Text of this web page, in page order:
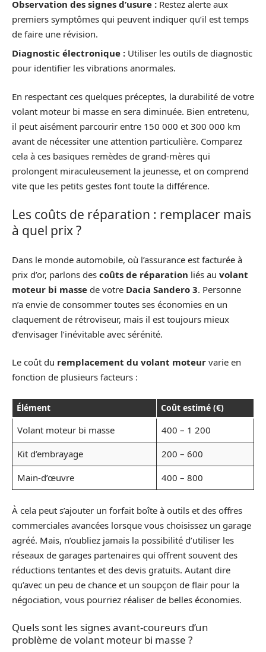
Observation des signes d’usure : Restez alerte aux
premiers symptômes qui peuvent indiquer qu’il est temps
de faire une révision.
Diagnostic électronique : Utiliser les outils de diagnostic
pour identifier les vibrations anormales.
En respectant ces quelques préceptes, la durabilité de votre
volant moteur bi masse en sera diminuée. Bien entretenu,
il peut aisément parcourir entre 150 000 et 300 000 km
avant de nécessiter une attention particulière. Comparez
cela à ces basiques remèdes de grand-mères qui
prolongent miraculeusement la jeunesse, et on comprend
vite que les petits gestes font toute la différence.
Les coûts de réparation : remplacer mais
à quel prix ?
Dans le monde automobile, où l’assurance est facturée à
prix d’or, parlons des coûts de réparation liés au volant
moteur bi masse de votre Dacia Sandero 3. Personne
n’a envie de consommer toutes ses économies en un
claquement de rétroviseur, mais il est toujours mieux
d’envisager l’inévitable avec sérénité.
Le coût du remplacement du volant moteur varie en
fonction de plusieurs facteurs :
Élément Coût estimé (€)
Volant moteur bi masse
400 – 1 200
Kit d’embrayage
200 – 600
Main-d’œuvre
400 – 800
À cela peut s’ajouter un forfait boîte à outils et des offres
commerciales avancées lorsque vous choisissez un garage
agréé. Mais, n’oubliez jamais la possibilité d’utiliser les
réseaux de garages partenaires qui offrent souvent des
réductions tentantes et des devis gratuits. Autant dire
qu’avec un peu de chance et un soupçon de flair pour la
négociation, vous pourriez réaliser de belles économies.
Quels sont les signes avant-coureurs d’un
problème de volant moteur bi masse ?